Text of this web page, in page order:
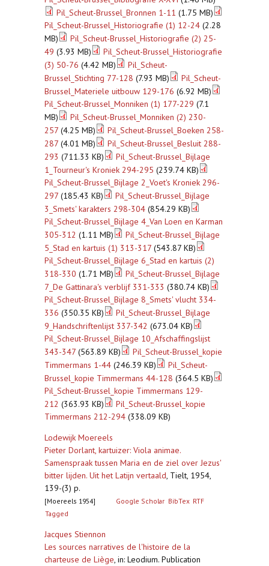
Pil_Scheut-Brussel_Bronnen 1-11 (1.75 MB)
Pil_Scheut-Brussel_Historiografie (1) 12-24 (2.28
MB)
Pil_Scheut-Brussel_Historiografie (2) 25-
49 (3.93 MB)
Pil_Scheut-Brussel_Historiografie
(3) 50-76 (4.42 MB)
Pil_Scheut-
Brussel_Stichting 77-128 (7.93 MB)
Pil_Scheut-
Brussel_Materiele uitbouw 129-176 (6.92 MB)
Pil_Scheut-Brussel_Monniken (1) 177-229 (7.1
MB)
Pil_Scheut-Brussel_Monniken (2) 230-
257 (4.25 MB)
Pil_Scheut-Brussel_Boeken 258-
287 (4.01 MB)
Pil_Scheut-Brussel_Besluit 288-
293 (711.33 KB)
Pil_Scheut-Brussel_Bijlage
1_Tourneur's Kroniek 294-295 (239.74 KB)
Pil_Scheut-Brussel_Bijlage 2_Voet's Kroniek 296-
297 (185.43 KB)
Pil_Scheut-Brussel_Bijlage
3_Smets' karakters 298-304 (854.29 KB)
Pil_Scheut-Brussel_Bijlage 4_Van Loen en Karman
305-312 (1.11 MB)
Pil_Scheut-Brussel_Bijlage
5_Stad en kartuis (1) 313-317 (543.87 KB)
Pil_Scheut-Brussel_Bijlage 6_Stad en kartuis (2)
318-330 (1.71 MB)
Pil_Scheut-Brussel_Bijlage
7_De Gattinara's verblijf 331-333 (380.74 KB)
Pil_Scheut-Brussel_Bijlage 8_Smets' vlucht 334-
336 (350.35 KB)
Pil_Scheut-Brussel_Bijlage
9_Handschriftenlijst 337-342 (673.04 KB)
Pil_Scheut-Brussel_Bijlage 10_Afschaffingslijst
343-347 (563.89 KB)
Pil_Scheut-Brussel_kopie
Timmermans 1-44 (246.39 KB)
Pil_Scheut-
Brussel_kopie Timmermans 44-128 (364.5 KB)
Pil_Scheut-Brussel_kopie Timmermans 129-
212 (363.93 KB)
Pil_Scheut-Brussel_kopie
Timmermans 212-294 (338.09 KB)
Lodewijk Moereels
Pieter Dorlant, kartuizer: Viola animae.
Samenspraak tussen Maria en de ziel over Jezus'
bitter lijden. Uit het Latijn vertaald, Tielt, 1954,
139-(3) p.
[Moereels 1954] Google Scholar BibTex RTF
Tagged
Jacques Stiennon
Les sources narratives de l'histoire de la
charteuse de Liège, in: Leodium. Publication